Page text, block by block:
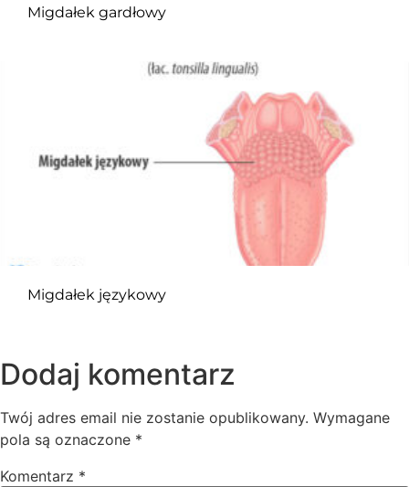
Migdałek gardłowy
Migdałek językowy
Dodaj komentarz
Twój adres email nie zostanie opublikowany. Wymagane
pola są oznaczone *
Komentarz *